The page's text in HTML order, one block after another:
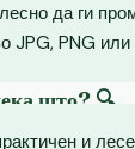
да ги
JPG, PNG
што? 🔍
и